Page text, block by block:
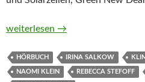
How to change everything. Wie
weiterlesen →
HÖRBUCH IRINA SALKOW
NAOMI KLEIN REBECCA STEFOFF